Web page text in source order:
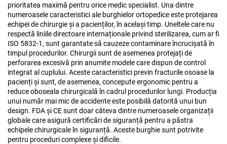
prioritatea maximă pentru orice medic specialist. Una dintre
numeroasele caracteristici ale burghielor ortopedice este protejarea
echipei de chirurgie și a pacienților, în același timp. Uneltele care nu
respectă liniile directoare internaționale privind sterilizarea, cum ar fi
ISO 5832-1, sunt garantate să cauzeze contaminare încrucișată în
timpul procedurilor. Chirurgii sunt de asemenea protejați de
perforarea excesivă prin anumite modele care dispun de control
integrat al cuplului. Aceste caracteristici previn fracturile osoase la
pacienți și sunt, de asemenea, concepute ergonomic pentru a
reduce oboseala chirurgicală în cadrul procedurilor lungi. Producția
unui număr mai mic de accidente este posibilă datorită unui bun
design. FDA și CE sunt doar câteva dintre numeroasele organizații
globale care asigură certificări de siguranță pentru a păstra
echipele chirurgicale în siguranță. Aceste burghie sunt potrivite
pentru proceduri complexe și dificile.